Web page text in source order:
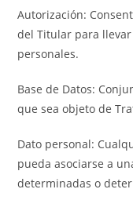
Autorización:
del Titular para
personales.
Base de Datos:
que sea objeto de
Dato personal:
pueda asociarse a
determinadas o